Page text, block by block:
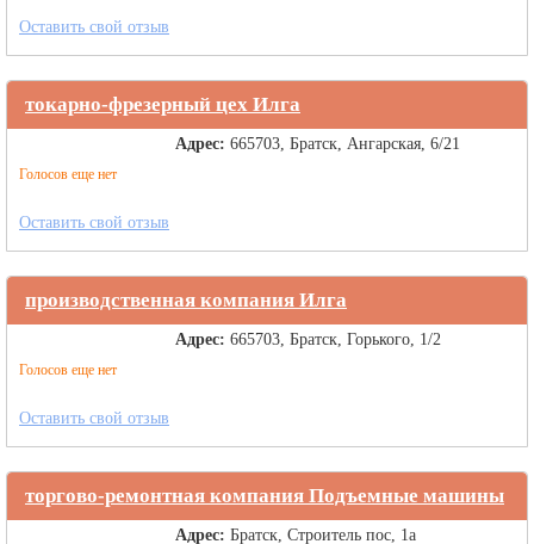
Оставить свой отзыв
токарно-фрезерный цех Илга
Голосов еще нет
Адрес: 665703, Братск, Ангарская, 6/21
Оставить свой отзыв
производственная компания Илга
Голосов еще нет
Адрес: 665703, Братск, Горького, 1/2
Оставить свой отзыв
торгово-ремонтная компания Подъемные машины
Адрес: Братск, Строитель пос, 1а